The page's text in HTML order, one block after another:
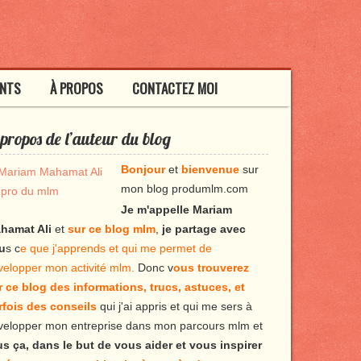
À PROPOS CONTACTEZ MOI
de l’auteur du blog
Bonjouret bienvenue sur
mon blog produmlm.com
Je m'appelle Mariam
Ali et sur ce blog mlm je partage avec
s ce que j'apprends et qui me permet de
mon activité mlm.
Donc vous trouverez
ce blog des informations, trucs, astuces, et
des conseils qui j'ai appris et qui me sers à
mon entreprise dans mon parcours mlm et
ça, dans le but de vous aider et vous inspirer